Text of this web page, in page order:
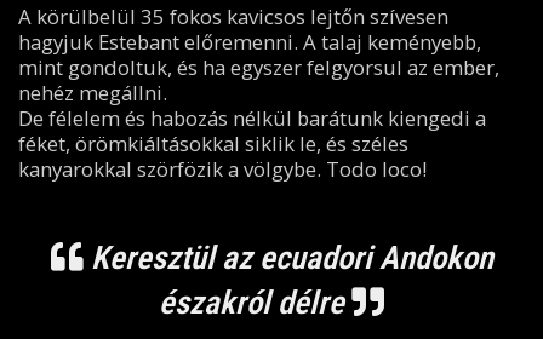
A körülbelül 35 fokos kavicsos lejtőn szívesen
hagyjuk Estebant előremenni. A talaj keményebb,
mint gondoltuk, és ha egyszer felgyorsul az ember,
nehéz megállni.
De félelem és habozás nélkül barátunk kiengedi a
féket, örömkiáltásokkal siklik le, és széles
kanyarokkal szörfözik a völgybe. Todo loco!
Keresztül az ecuadori Andokon
északról délre